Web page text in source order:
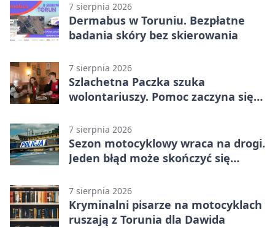
7 sierpnia 2026
Dermabus w Toruniu. Bezpłatne
badania skóry bez skierowania
7 sierpnia 2026
Szlachetna Paczka szuka
wolontariuszy. Pomoc zaczyna się
7 sierpnia 2026
Sezon motocyklowy wraca na drogi.
Jeden błąd może skończyć się
7 sierpnia 2026
Kryminalni pisarze na motocyklach
ruszają z Torunia dla Dawida